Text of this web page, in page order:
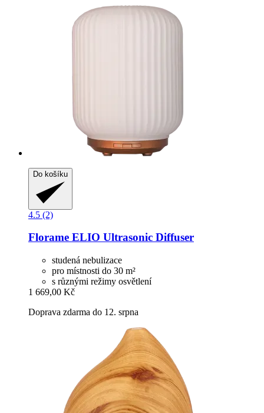
Do košíku
4.5 (2)
Florame ELIO Ultrasonic Diffuser
studená nebulizace
pro místnosti do 30 m²
s různými režimy osvětlení
1 669,00 Kč
Doprava zdarma do 12. srpna